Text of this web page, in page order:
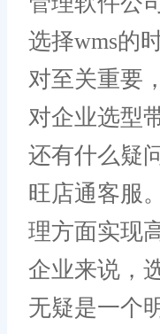
选择wms的
对至关重要
对企业选型
还有什么疑
旺店通客服
理方面实现
企业来说，
无疑是一个